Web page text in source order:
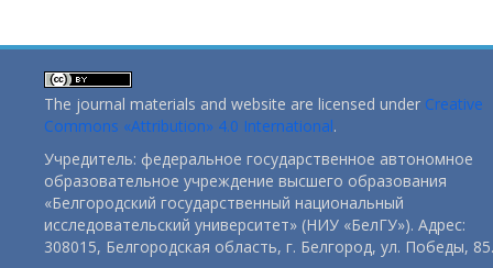
The journal materials and website are licensed under Creative
Commons «Attribution» 4.0 International.
Учредитель: федеральное государственное автономное
образовательное учреждение высшего образования
«Белгородский государственный национальный
исследовательский университет» (НИУ «БелГУ»). Адрес:
308015, Белгородская область, г. Белгород, ул. Победы, 85.